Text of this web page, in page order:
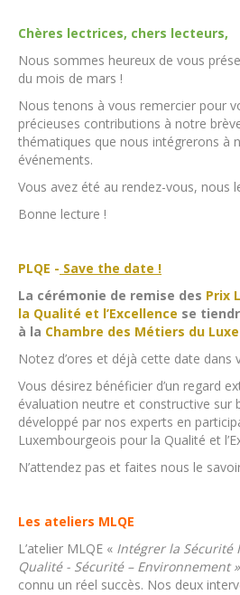
Chères lectrices, chers lecteurs,
Nous sommes heureux de vous
du mois de mars !
Nous tenons à vous remercier pour
précieuses contributions à notre
thématiques que nous intégrerons à
événements.
Vous avez été au rendez-vous, nous
Bonne lecture !
PLQE - Save the date !
La cérémonie de remise des Prix
la Qualité et l’Excellence se
à la Chambre des Métiers du
Notez d’ores et déjà cette date dans
Vous désirez bénéficier d’un regard
évaluation neutre et constructive sur
développé par nos experts en
Luxembourgeois pour la Qualité et
N’attendez pas et faites nous le
Les ateliers MLQE
L’atelier MLQE « Intégrer la Sécurité
Qualité - Sécurité – Environnement »
connu un réel succès. Nos deux